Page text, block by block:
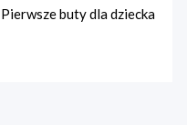
Pierwsze buty dla dziecka